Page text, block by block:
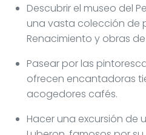
Descubrir el museo del
una vasta colección de
Renacimiento y obras
Pasear por las
ofrecen encantadoras
acogedores cafés.
Hacer una excursión de